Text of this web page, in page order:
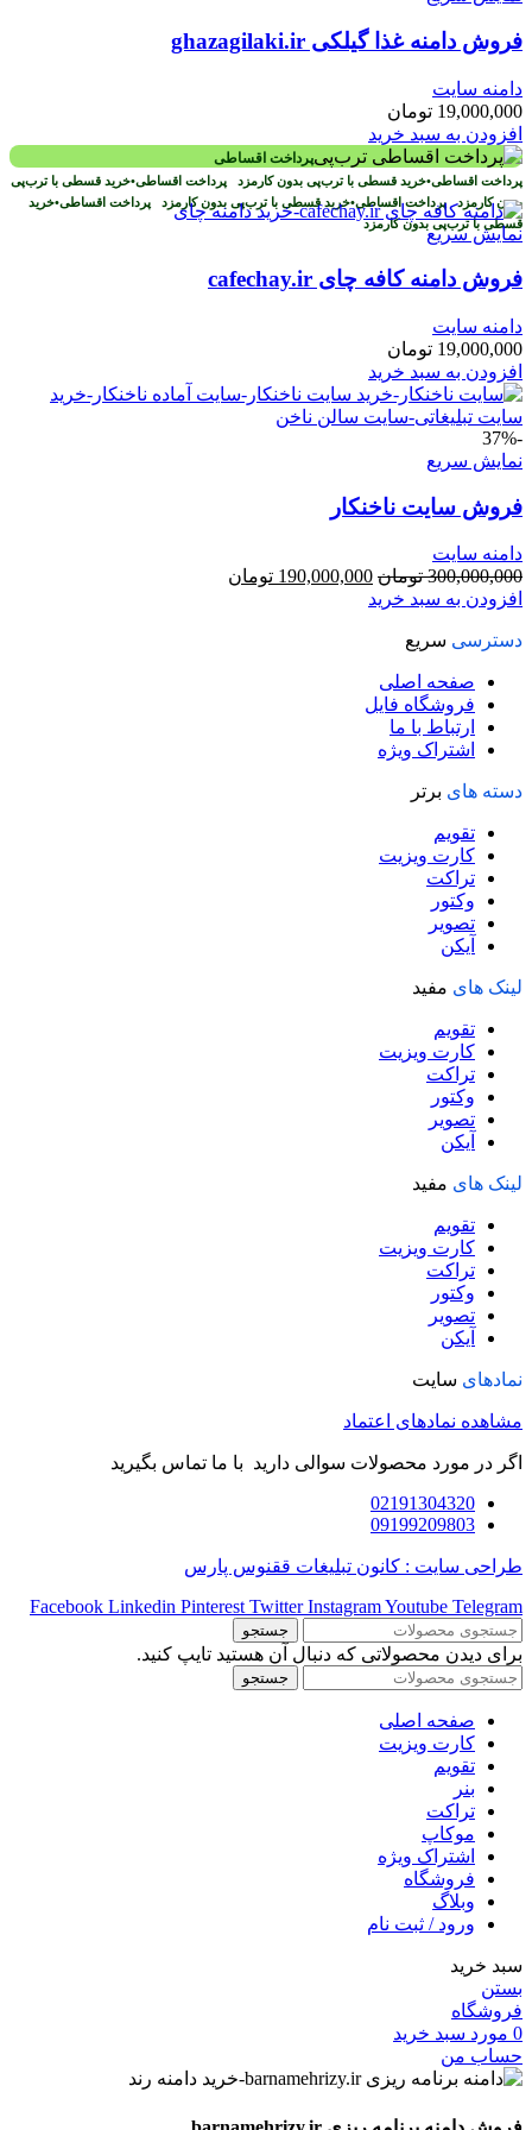
فروش دامنه غذا گیلکی ghazagilaki.ir
دامنه سایت
19,000,000 تومان
افزودن به سبد خرید
پرداخت اقساطی
پرداخت اقساطی•خرید قسطی با ترب‌پی بدون کارمزد پرداخت اقساطی•خرید قسطی با ترب‌پی
بدون کارمزد پرداخت اقساطی•خرید قسطی با ترب‌پی بدون کارمزد پرداخت اقساطی•خرید
قسطی با ترب‌پی بدون کارمزد
نمایش سریع
فروش دامنه کافه چای cafechay.ir
دامنه سایت
19,000,000 تومان
افزودن به سبد خرید
-37%
نمایش سریع
فروش سایت ناخنکار
دامنه سایت
300,000,000 تومان قیمت
اصلی
190,000,000 تومان
افزودن به سبد خرید
دسترسی سریع
صفحه اصلی
فروشگاه فایل
ارتباط با ما
اشتراک ویژه
دسته های برتر
تقویم
کارت ویزیت
تراکت
وکتور
تصویر
آیکن
لینک های مفید
تقویم
کارت ویزیت
تراکت
وکتور
تصویر
آیکن
لینک های مفید
تقویم
کارت ویزیت
تراکت
وکتور
تصویر
آیکن
نمادهای سایت
مشاهده نمادهای اعتماد
اگر در مورد محصولات سوالی دارید با ما تماس بگیرید
02191304320
09199209803
طراحی سایت : کانون تبلیغات ققنوس پارس
Facebook Linkedin Pinterest Twitter InstagramYoutube Telegram
جستجو
برای دیدن محصولاتی که دنبال آن هستید تایپ کنید.
جستجو
صفحه اصلی
کارت ویزیت
تقویم
بنر
تراکت
موکاپ
اشتراک ویژه
فروشگاه
وبلاگ
ورود / ثبت نام
سبد خرید
بستن
فروشگاه
0 مورد سبد خرید
حساب من